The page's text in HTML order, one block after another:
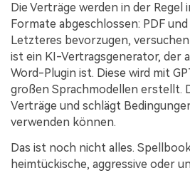
Die Verträge werden in der Regel
Formate abgeschlossen: PDF
Letzteres bevorzugen, versuchen
ist ein KI-Vertragsgenerator, der
Word-Plugin ist. Diese wird mit
großen Sprachmodellen erstellt.
Verträge und schlägt
verwenden können.
Das ist noch nicht alles.
heimtückische, aggressive oder